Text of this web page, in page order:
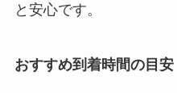
と安心です。
おすすめ到着時間の目安